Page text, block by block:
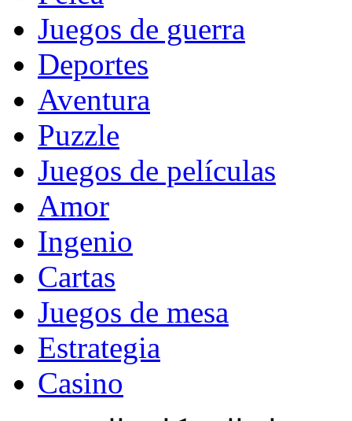
Juegos de guerra
Deportes
Aventura
Puzzle
Juegos de películas
Amor
Ingenio
Cartas
Juegos de mesa
Estrategia
Casino